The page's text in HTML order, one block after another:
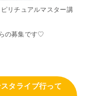
リチュアルマスター講
の募集です♡
タライブ行って